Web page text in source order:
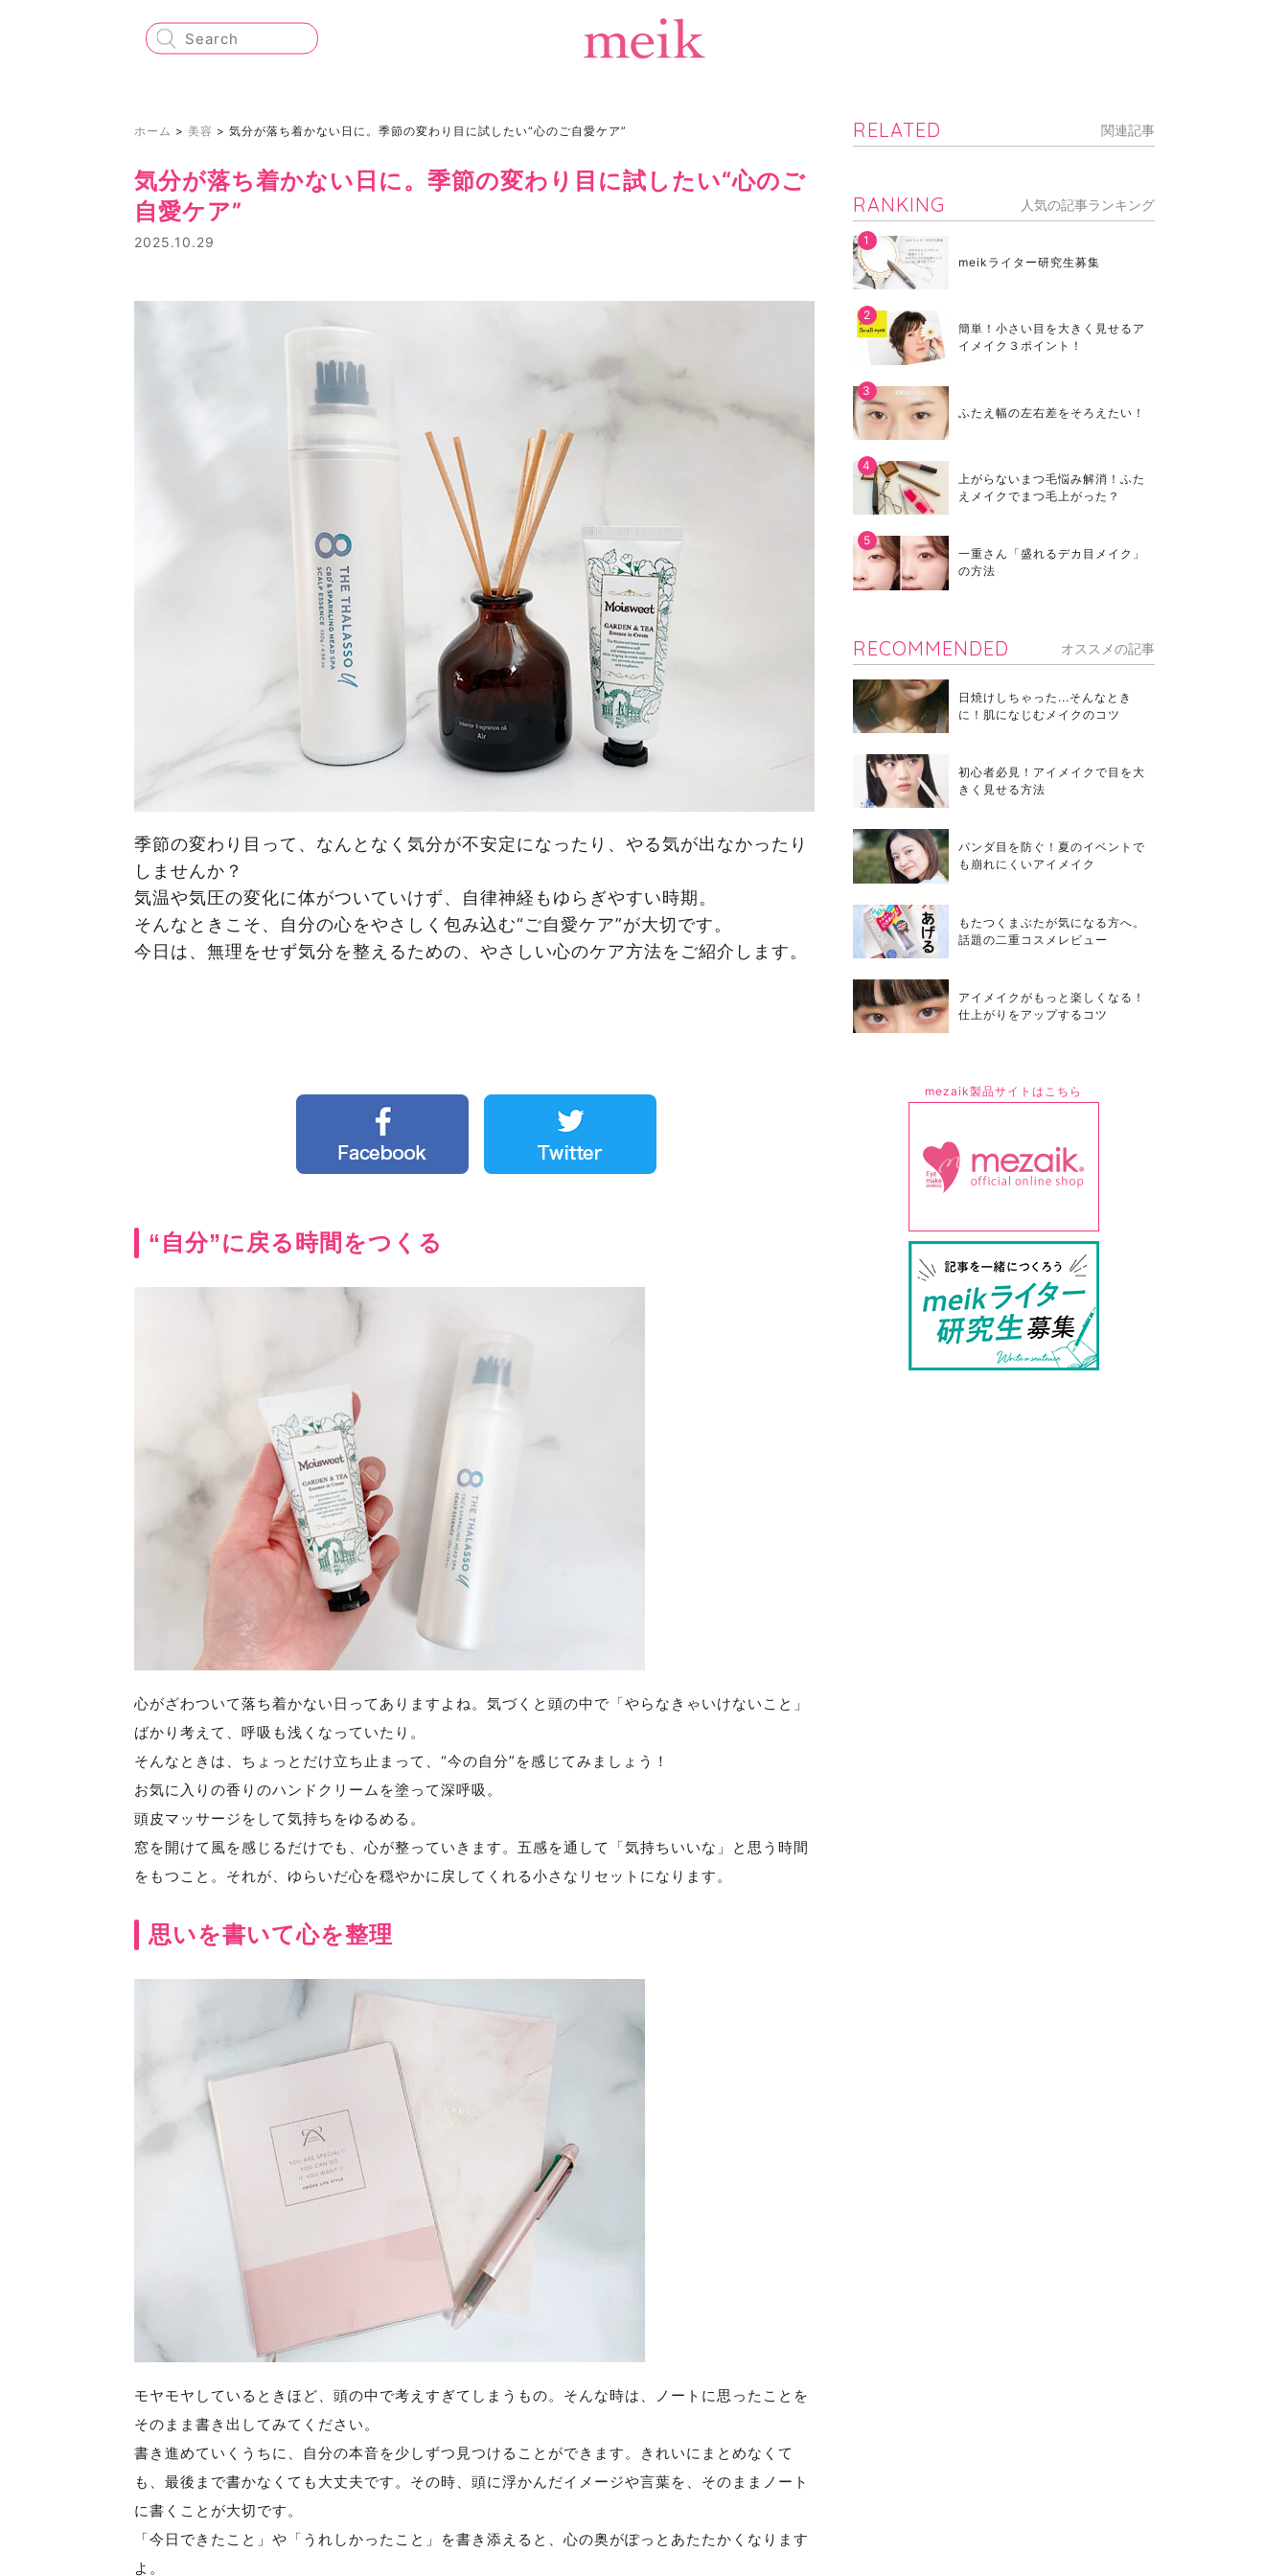
ホーム > 美容 > 気分が落ち着かない日に。季節の変わり目に試したい“心のご自愛ケア”
気分が落ち着かない日に。季節の変わり目に試したい“心のご
自愛ケア”
2025.10.29
季節の変わり目って、なんとなく気分が不安定になったり、やる気が出なかったり
しませんか？
気温や気圧の変化に体がついていけず、自律神経もゆらぎやすい時期。
そんなときこそ、自分の心をやさしく包み込む“ご自愛ケア”が大切です。
今日は、無理をせず気分を整えるための、やさしい心のケア方法をご紹介します。
“自分”に戻る時間をつくる
心がざわついて落ち着かない日ってありますよね。気づくと頭の中で「やらなきゃいけないこと」
ばかり考えて、呼吸も浅くなっていたり。
そんなときは、ちょっとだけ立ち止まって、“今の自分”を感じてみましょう！
お気に入りの香りのハンドクリームを塗って深呼吸。
頭皮マッサージをして気持ちをゆるめる。
窓を開けて風を感じるだけでも、心が整っていきます。五感を通して「気持ちいいな」と思う時間
をもつこと。それが、ゆらいだ心を穏やかに戻してくれる小さなリセットになります。
思いを書いて心を整理
モヤモヤしているときほど、頭の中で考えすぎてしまうもの。そんな時は、ノートに思ったことを
そのまま書き出してみてください。
書き進めていくうちに、自分の本音を少しずつ見つけることができます。きれいにまとめなくて
も、最後まで書かなくても大丈夫です。その時、頭に浮かんだイメージや言葉を、そのままノート
に書くことが大切です。
「今日できたこと」や「うれしかったこと」を書き添えると、心の奥がぽっとあたたかくなります
よ。
RELATED 関連記事
RANKING 人気の記事ランキング
meikライター研究生募集
簡単！小さい目を大きく見せるア
イメイク３ポイント！
ふたえ幅の左右差をそろえたい！
上がらないまつ毛悩み解消！ふた
えメイクでまつ毛上がった？
一重さん「盛れるデカ目メイク」
の方法
RECOMMENDED オススメの記事
日焼けしちゃった...そんなとき
に！肌になじむメイクのコツ
初心者必見！アイメイクで目を大
きく見せる方法
パンダ目を防ぐ！夏のイベントで
も崩れにくいアイメイク
もたつくまぶたが気になる方へ。
話題の二重コスメレビュー
アイメイクがもっと楽しくなる！
仕上がりをアップするコツ
mezaik製品サイトはこちら